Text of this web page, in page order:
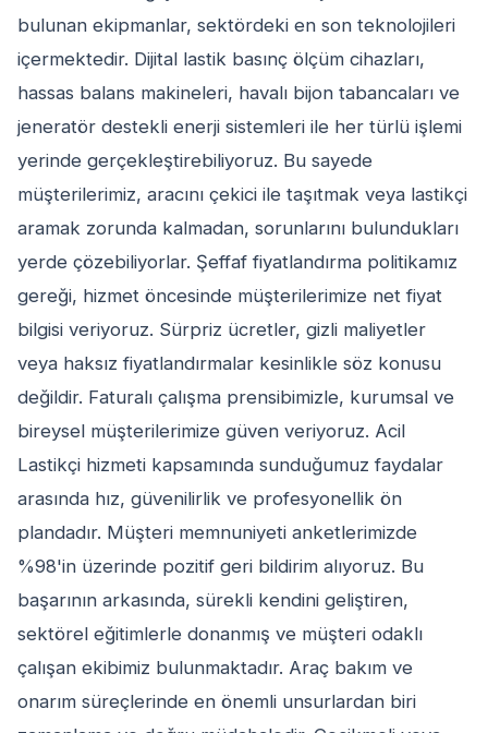
bulunan ekipmanlar, sektördeki en son teknolojileri
içermektedir. Dijital lastik basınç ölçüm cihazları,
hassas balans makineleri, havalı bijon tabancaları ve
jeneratör destekli enerji sistemleri ile her türlü işlemi
yerinde gerçekleştirebiliyoruz. Bu sayede
müşterilerimiz, aracını çekici ile taşıtmak veya lastikçi
aramak zorunda kalmadan, sorunlarını bulundukları
yerde çözebiliyorlar. Şeffaf fiyatlandırma politikamız
gereği, hizmet öncesinde müşterilerimize net fiyat
bilgisi veriyoruz. Sürpriz ücretler, gizli maliyetler
veya haksız fiyatlandırmalar kesinlikle söz konusu
değildir. Faturalı çalışma prensibimizle, kurumsal ve
bireysel müşterilerimize güven veriyoruz. Acil
Lastikçi hizmeti kapsamında sunduğumuz faydalar
arasında hız, güvenilirlik ve profesyonellik ön
plandadır. Müşteri memnuniyeti anketlerimizde
%98'in üzerinde pozitif geri bildirim alıyoruz. Bu
başarının arkasında, sürekli kendini geliştiren,
sektörel eğitimlerle donanmış ve müşteri odaklı
çalışan ekibimiz bulunmaktadır. Araç bakım ve
onarım süreçlerinde en önemli unsurlardan biri